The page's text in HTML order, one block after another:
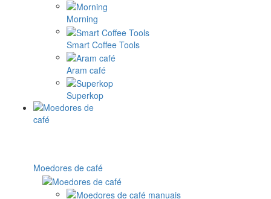
Morning
Smart Coffee Tools
Aram café
Superkop
Moedores de café